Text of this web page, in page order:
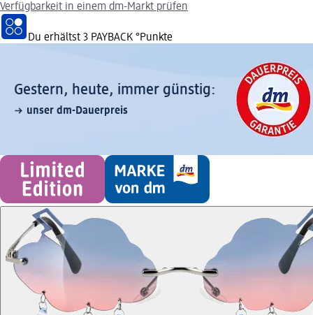
Verfügbarkeit in einem dm-Markt prüfen
Du erhältst 3 PAYBACK °Punkte
Gestern, heute, immer günstig:
unser dm-Dauerpreis